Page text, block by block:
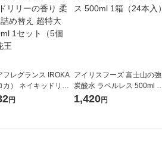
フレグランス IROKA
カ） ネイキッドリリ
り 柔軟剤 詰め替え 超
円
アイリスフーズ 富士山の強
炭酸水 ラベルレス 500ml 1
箱（24本入）
1,420円